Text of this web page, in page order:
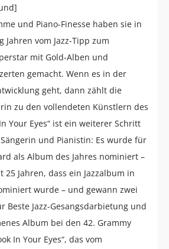
und Piano-Finesse haben sie in
Jahren vom Jazz-Tipp zum
mit Gold-Alben und
gemacht. Wenn es in der
geht, dann zählt die
zu den vollendeten Künstlern des
Your Eyes“ ist ein weiterer Schritt
und Pianistin: Es wurde für
als Album des Jahres nominiert –
25 Jahren, dass ein Jazzalbum in
wurde – und gewann zwei
Beste Jazz-Gesangsdarbietung und
Album bei den 42. Grammy
In Your Eyes“, das vom